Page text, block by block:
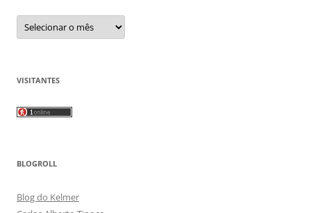
Arquivos
VISITANTES
BLOGROLL
Blog do Kelmer